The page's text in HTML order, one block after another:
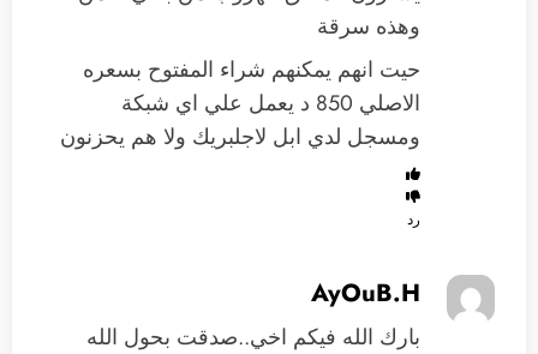
وهذه سرقة
حيت انهم يمكنهم شراء المفتوح بسعره
الاصلي 850 د يعمل علي اي شبكة
ومسجل لدي ابل لاجلبريك ولا هم يحزنون
رد
AyOuB.H
بارك الله فيكم اخي..صدقت بحول الله